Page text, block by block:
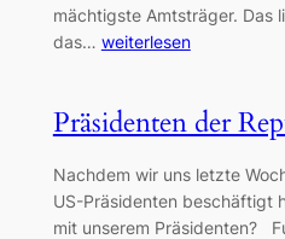
mächtigste Amtsträger. Das
das… weiterlesen
Präsidenten der
Nachdem wir uns letzte
US-Präsidenten beschäftigt
mit unserem Präsidenten?